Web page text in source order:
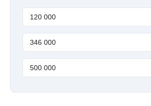
120 000
346 000
500 000